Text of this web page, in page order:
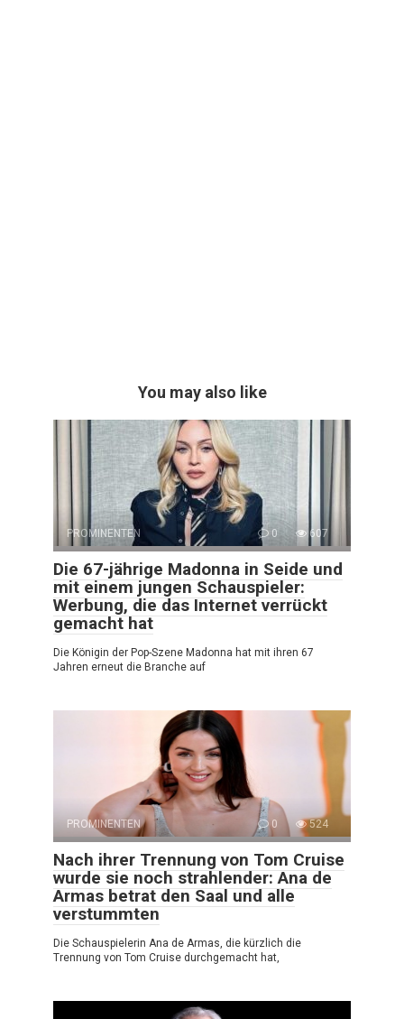
You may also like
PROMINENTEN 0 607
Die 67-jährige Madonna in Seide und
mit einem jungen Schauspieler:
Werbung, die das Internet verrückt
gemacht hat
Die Königin der Pop-Szene Madonna hat mit ihren 67
Jahren erneut die Branche auf
PROMINENTEN 0 524
Nach ihrer Trennung von Tom Cruise
wurde sie noch strahlender: Ana de
Armas betrat den Saal und alle
verstummten
Die Schauspielerin Ana de Armas, die kürzlich die
Trennung von Tom Cruise durchgemacht hat,